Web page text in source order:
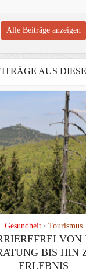
Alle Beiträge anzeigen
AUS
Gesundheit • Tourismus
VON
BIS HIN
ERLEBNIS